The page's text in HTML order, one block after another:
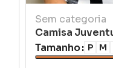
Sem categoria
Camisa
2026/27
Tamanho P M